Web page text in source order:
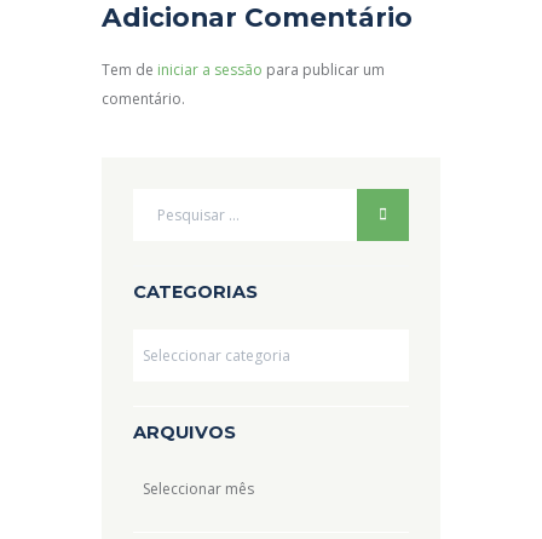
Adicionar Comentário
Tem de iniciar a sessão para publicar um
comentário.
CATEGORIAS
ARQUIVOS
Arquivos